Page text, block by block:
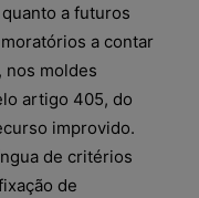
a futuros
a contar
nos moldes
artigo 405, do
improvido.
de critérios
de